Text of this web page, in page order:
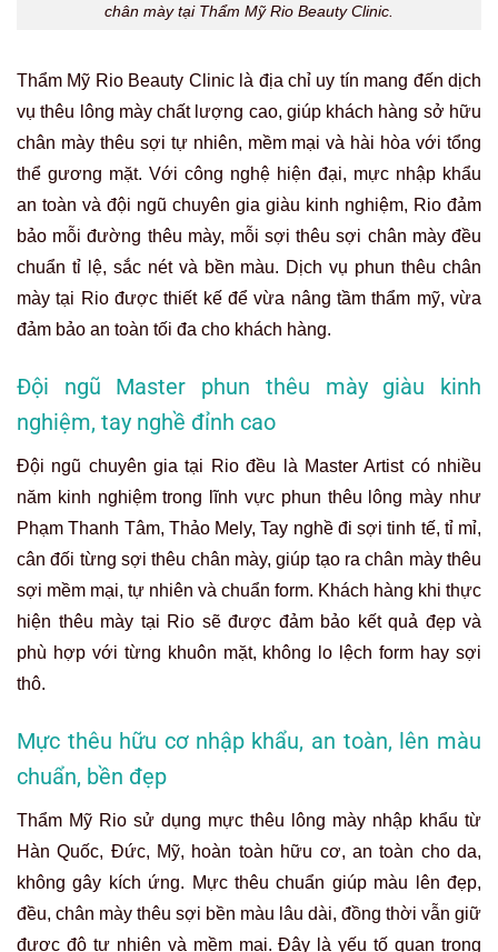
chân mày tại Thẩm Mỹ Rio Beauty Clinic.
Thẩm Mỹ Rio Beauty Clinic là địa chỉ uy tín mang đến dịch
vụ thêu lông mày chất lượng cao, giúp khách hàng sở hữu
chân mày thêu sợi tự nhiên, mềm mại và hài hòa với tổng
thể gương mặt. Với công nghệ hiện đại, mực nhập khẩu
an toàn và đội ngũ chuyên gia giàu kinh nghiệm, Rio đảm
bảo mỗi đường thêu mày, mỗi sợi thêu sợi chân mày đều
chuẩn tỉ lệ, sắc nét và bền màu. Dịch vụ phun thêu chân
mày tại Rio được thiết kế để vừa nâng tầm thẩm mỹ, vừa
đảm bảo an toàn tối đa cho khách hàng.
Đội ngũ Master phun thêu mày giàu kinh
nghiệm, tay nghề đỉnh cao
Đội ngũ chuyên gia tại Rio đều là Master Artist có nhiều
năm kinh nghiệm trong lĩnh vực phun thêu lông mày như
Phạm Thanh Tâm, Thảo Mely, Tay nghề đi sợi tinh tế, tỉ mỉ,
cân đối từng sợi thêu chân mày, giúp tạo ra chân mày thêu
sợi mềm mại, tự nhiên và chuẩn form. Khách hàng khi thực
hiện thêu mày tại Rio sẽ được đảm bảo kết quả đẹp và
phù hợp với từng khuôn mặt, không lo lệch form hay sợi
thô.
Mực thêu hữu cơ nhập khẩu, an toàn, lên màu
chuẩn, bền đẹp
Thẩm Mỹ Rio sử dụng mực thêu lông mày nhập khẩu từ
Hàn Quốc, Đức, Mỹ, hoàn toàn hữu cơ, an toàn cho da,
không gây kích ứng. Mực thêu chuẩn giúp màu lên đẹp,
đều, chân mày thêu sợi bền màu lâu dài, đồng thời vẫn giữ
được độ tự nhiên và mềm mại. Đây là yếu tố quan trọng